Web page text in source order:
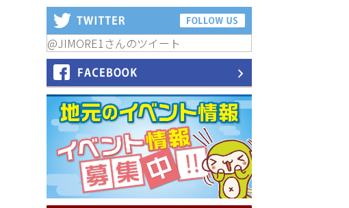
【ジモア限定①】初回割引 特
価 VIO脱毛11,000円⇒8,800円
（メンズ専門ワックス脱毛サ
ロン Mickle（ミックル））
【ジモア読者特典2】コース 3,
500円→3,000円（料理5品+2
時間飲み放題）（創作イタリ
アン Pia Cuore（ピアクオー
レ））
[有効期限]2026年9月30日
【ジモア読者特典1】料理全品
20％OFF ※18時以降（創作イ
タリアン Pia Cuore（ピアクオ
ーレ））
[有効期限]2026年9月30日
@JIMORE1さんのツイート